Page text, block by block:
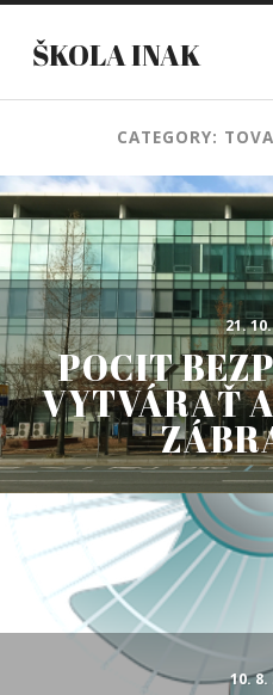
ŠKOLA INAK
CATEGORY:
21.
POCIT
VYTVÁRAŤ
10. 8.